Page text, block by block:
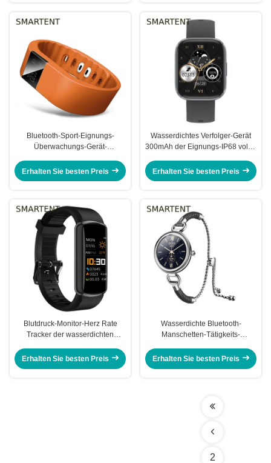
Bluetooth-Sport-Eignungs-
Überwachungs-Gerät-
250X20X12 mm
Erhalten Sie besten Preis
Wasserdichtes Verfolger-Gerät
300mAh der Eignungs-IP68 voller
Watch-1,96“ zur Schau
Erhalten Sie besten Preis
Blutdruck-Monitor-Herz Rate
Tracker der wasserdichten
Band-SpO2
Erhalten Sie besten Preis
Wasserdichte Bluetooth-
Manschetten-Tätigkeits-
Gesundheits-Eignungs-Verfolger
Erhalten Sie besten Preis
2